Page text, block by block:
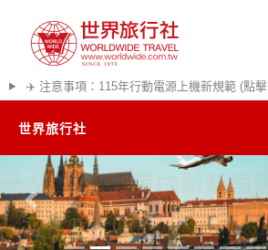
✈️ 注意事項：115年行動電源上機新規範 (點
世界旅行社
精彩越南
熱門韓國
往前